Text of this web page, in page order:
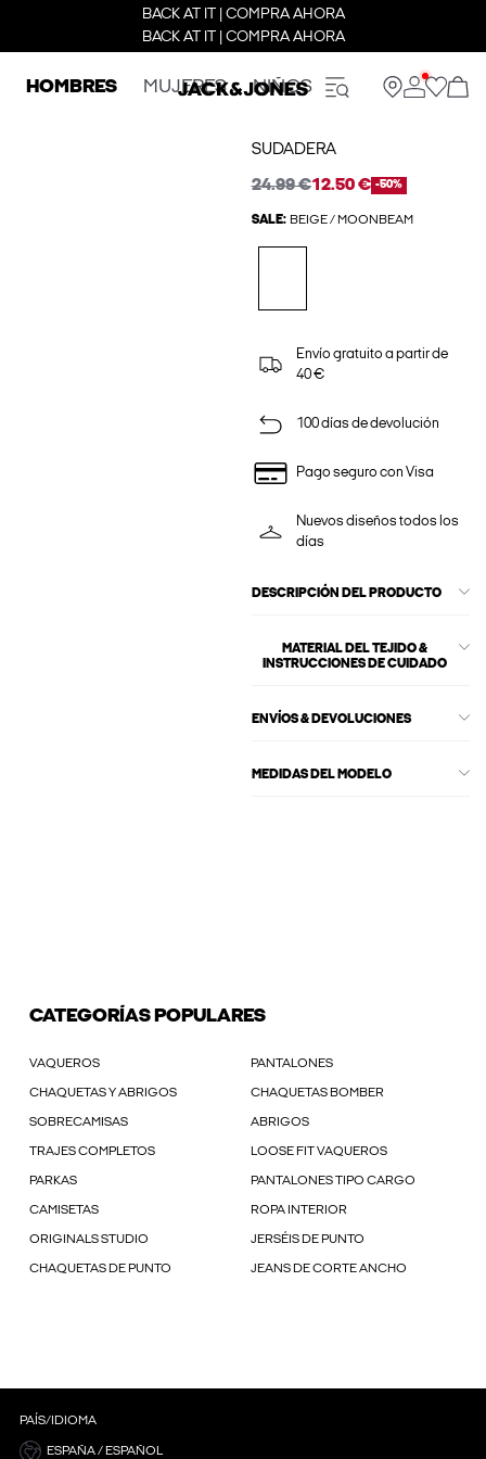
BACK AT IT | COMPRA AHORA
BACK AT IT | COMPRA AHORA
HOMBRES MUJERES NIÑOS
SUDADERA
24.99 €12.50 € -50%
SALE: BEIGE / MOONBEAM
Envío gratuito a partir de
40 €
100 días de devolución
Pago seguro con Visa
Nuevos diseños todos los
días
DESCRIPCIÓN DEL PRODUCTO
MATERIAL DEL TEJIDO &
INSTRUCCIONES DE CUIDADO
ENVÍOS & DEVOLUCIONES
MEDIDAS DEL MODELO
CATEGORÍAS POPULARES
VAQUEROS PANTALONES
CHAQUETAS Y ABRIGOS CHAQUETAS BOMBER
SOBRECAMISAS ABRIGOS
TRAJES COMPLETOS LOOSE FIT VAQUEROS
PARKAS PANTALONES TIPO CARGO
CAMISETAS ROPA INTERIOR
ORIGINALS STUDIO JERSÉIS DE PUNTO
CHAQUETAS DE PUNTO JEANS DE CORTE ANCHO
PAÍS/IDIOMA
ESPAÑA / ESPAÑOL